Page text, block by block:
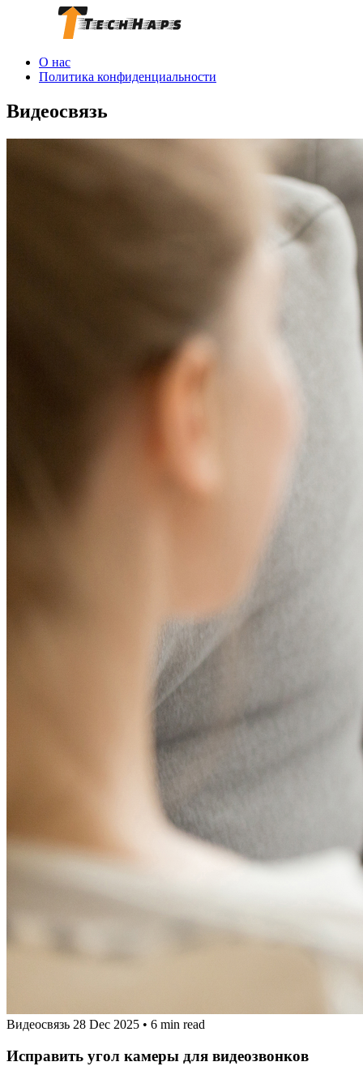
О нас
Политика конфиденциальности
Видеосвязь
Видеосвязь 28 Dec 2025 • 6 min read
Исправить угол камеры для видеозвонков